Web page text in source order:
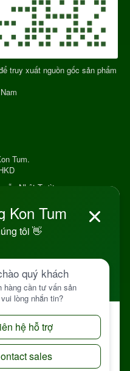
truy xuất nguồn gốc sản phẩm
Tum.
Nhật Trường
37 Hộ Xã Măng Đen Tỉnh
BẢN